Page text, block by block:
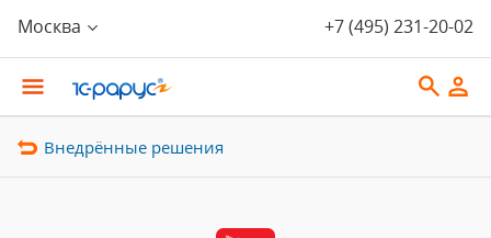
Москва +7 (495) 231-20-02
Внедрённые решения